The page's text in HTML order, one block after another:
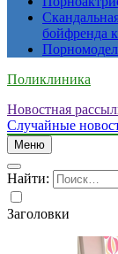
бойфренда
Поликлиника
Новостная
Случайные
Меню
Найти:
Заголовки